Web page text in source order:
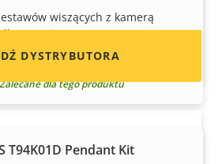
wiszących z kamerą
Axis
Wymaga dodatkowych akcesoriów
Zalecane dla tego produktu
T94K01D Pendant Kit
DYSTRYBUTORA